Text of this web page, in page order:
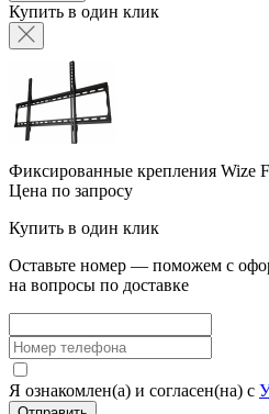
Купить в один клик
Фиксированные крепления Wize
Цена по запросу
Купить в один клик
Оставьте номер — поможем с
на вопросы по доставке
Я ознакомлен(а) и согласен(на) с